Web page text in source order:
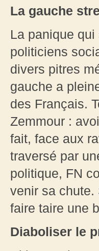
La gauche
La panique
politiciens
divers pitres
gauche a
des Français.
Zemmour :
fait, face aux
traversé par
politique, FN
venir sa chute.
faire taire une
Diaboliser le